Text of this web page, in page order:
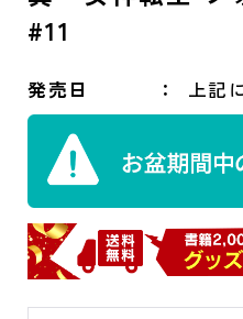
#11
発売日 上記